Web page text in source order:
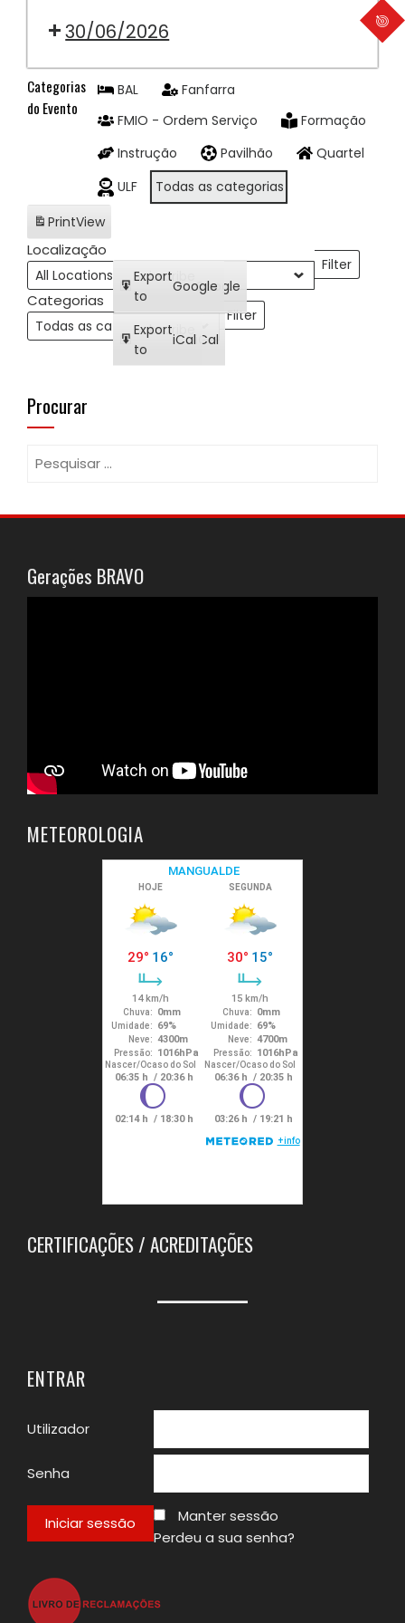
Rodrigo
Cunha
21.º
Desfile
de
Fanfarras
Mangualde
CEDÊNCIA
2026
|
Pedro
Duarte
30/06/2026
21:00:
CEDÊNCIA
2026
Categorias
do Evento
BAL
Fanfarra
FMIO - Ordem Serviço
Formação
Instrução
Pavilhão
Quartel
ULF
Todas as categorias
PrintView
Subscribe
in
Google
Subscribe
in
iCal
Export
to
Google
Export
to
iCal
Localização
Filter
Localizações
Categorias
Filter
Categorias
Procurar
Pesquisar
Gerações BRAVO
METEOROLOGIA
CERTIFICAÇÕES / ACREDITAÇÕES
ENTRAR
Utilizador
Senha
Manter sessão
Perdeu a sua senha?